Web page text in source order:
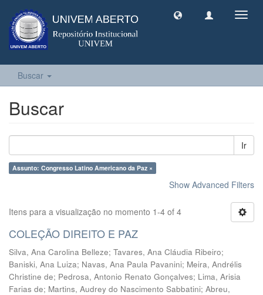
Buscar
Buscar
Ir
Assunto: Congresso Latino Americano da Paz ×
Show Advanced Filters
Itens para a visualização no momento 1-4 of 4
COLEÇÃO DIREITO E PAZ
Silva, Ana Carolina Belleze; Tavares, Ana Cláudia Ribeiro;
Baniski, Ana Luiza; Navas, Ana Paula Pavanini; Meira, Andrélis
Christine de; Pedrosa, Antonio Renato Gonçalves; Lima, Arisia
Farias de; Martins, Audrey do Nascimento Sabbatini; Abreu,